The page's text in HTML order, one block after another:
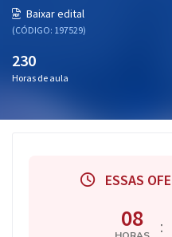
Atendimento
Baixar edital
(CÓDIGO: 197529)
230
Horas de aula
ESSAS
08 :